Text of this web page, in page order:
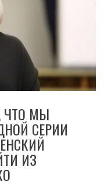
ЧТО МЫ
СЕРИИ
ИЗ